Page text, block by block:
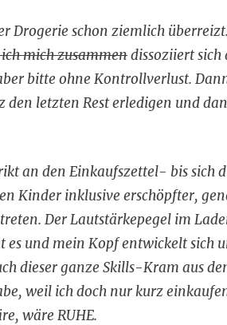
Drogerie schon ziemlich
mich zusammendissoziiert sich
bitte ohne Kontrollverlust.
den letzten Rest erledigen und
an den Einkaufszettel- bis sich
Kinder inklusive erschöpfter,
Der Lautstärkepegel im
es und mein Kopf entwickelt sich
dieser ganze Skills-Kram aus
weil ich doch nur kurz
wäre RUHE.